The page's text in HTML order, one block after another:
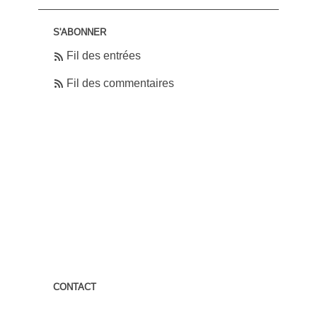
S'ABONNER
Fil des entrées
Fil des commentaires
CONTACT